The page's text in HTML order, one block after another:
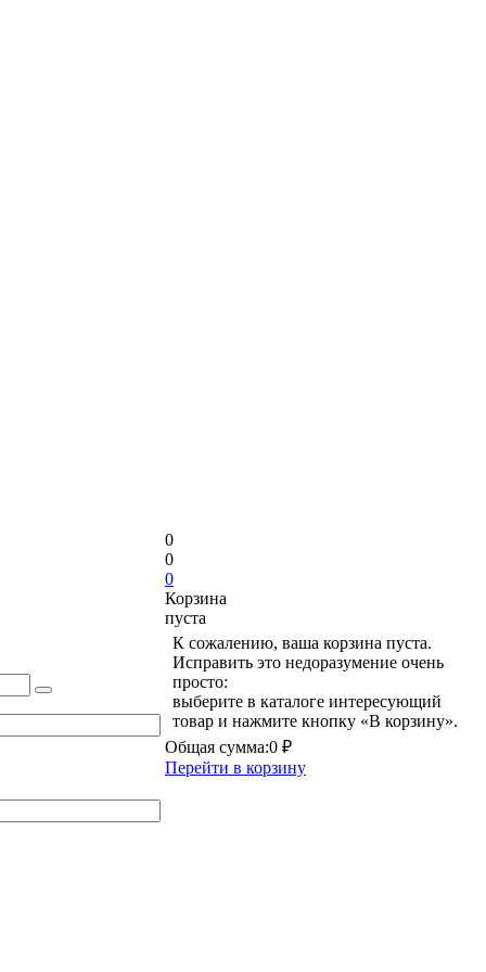
0
0
0
Корзина
пуста
К сожалению, ваша корзина пуста.
Исправить это недоразумение очень
просто:
выберите в каталоге интересующий
товар и нажмите кнопку «В корзину».
Общая сумма:0 ₽
Перейти в корзину